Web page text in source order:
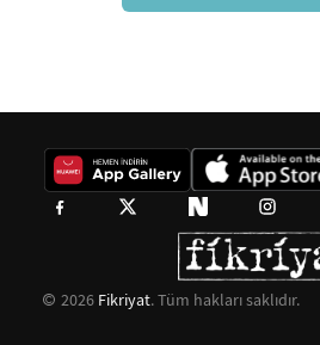
2026 Fikriyat. Tüm hakları saklıdır.